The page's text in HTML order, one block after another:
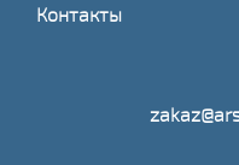
Контакты